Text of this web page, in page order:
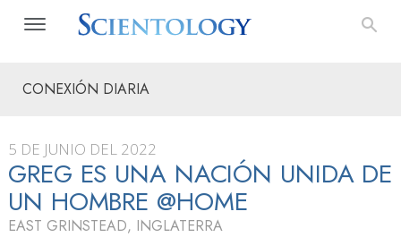
CONEXIÓN DIARIA
5 DE JUNIO DEL 2022
GREG ES UNA NACIÓN UNIDA DE
UN HOMBRE @HOME
EAST GRINSTEAD, INGLATERRA